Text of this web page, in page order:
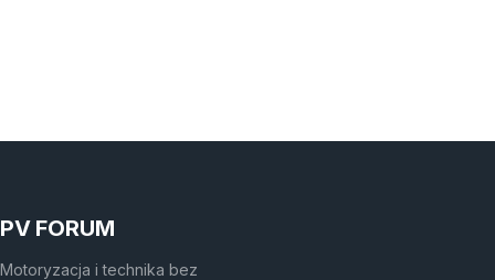
PV FORUM
Motoryzacja i technika bez